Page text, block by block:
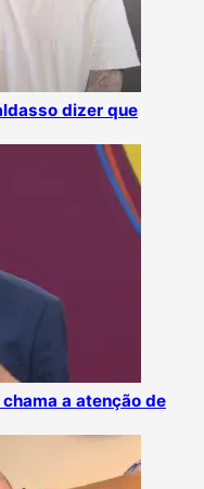
dizer que
a atenção de